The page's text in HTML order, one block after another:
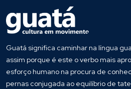
Guatá significa caminhar na língua
assim porque é este o verbo mais
esforço humano na procura de
pernas conjugada ao equilíbrio de